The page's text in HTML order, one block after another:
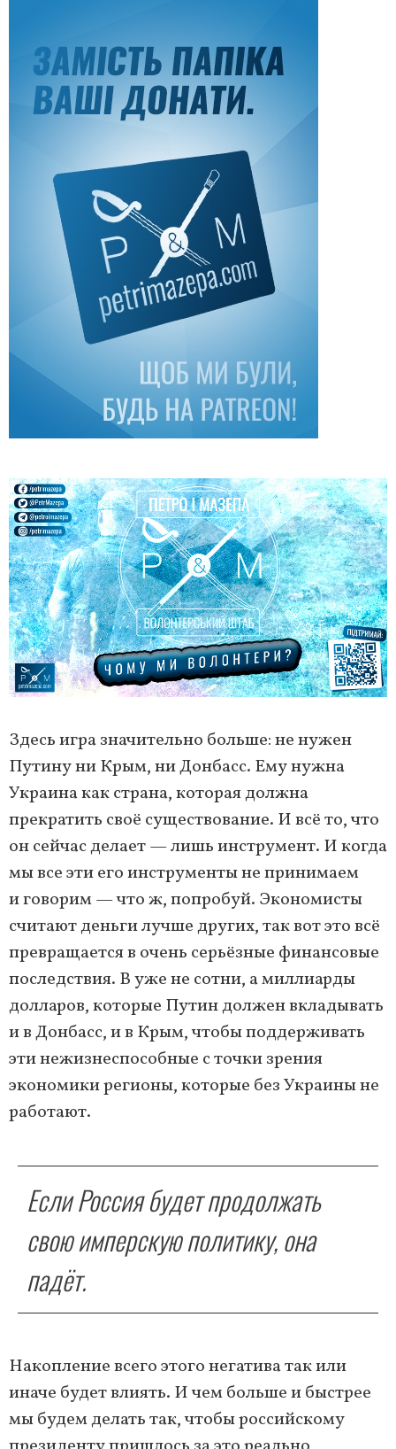
Здесь игра значительно больше: не нужен
Путину ни Крым, ни Донбасс. Ему нужна
Украина как страна, которая должна
прекратить своё существование. И всё то, что
он сейчас делает — лишь инструмент. И когда
мы все эти его инструменты не принимаем
и говорим — что ж, попробуй. Экономисты
считают деньги лучше других, так вот это всё
превращается в очень серьёзные финансовые
последствия. В уже не сотни, а миллиарды
долларов, которые Путин должен вкладывать
и в Донбасс, и в Крым, чтобы поддерживать
эти нежизнеспособные с точки зрения
экономики регионы, которые без Украины не
работают.
Если Россия будет продолжать
свою имперскую политику, она
падёт.
Накопление всего этого негатива так или
иначе будет влиять. И чем больше и быстрее
мы будем делать так, чтобы российскому